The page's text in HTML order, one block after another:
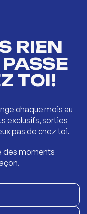
RIEN
PASSE
TOI!
chaque mois au
exclusifs, sorties
pas de chez toi.
des moments